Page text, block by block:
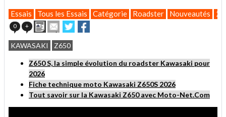
Essais Tous les Essais Catégorie Roadster Nouveautés
0 + ImprimerEnvoyer
cet
article
à
un
ami
Partager
sur
Twitter
sur
KAWASAKI Z650
Z650 S, la simple évolution du roadster Kawasaki pour
2026
Fiche technique moto Kawasaki Z650S 2026
Tout savoir sur la Kawasaki Z650 avec Moto-Net.Com